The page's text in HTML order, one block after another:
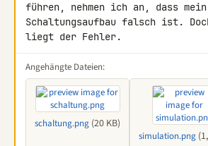
führen, nehmen ich an, dass mein
Schaltungsaufbau falsch ist.
liegt der Fehler.
Angehängte Dateien:
schaltung.png (20 KB)
simulation.png